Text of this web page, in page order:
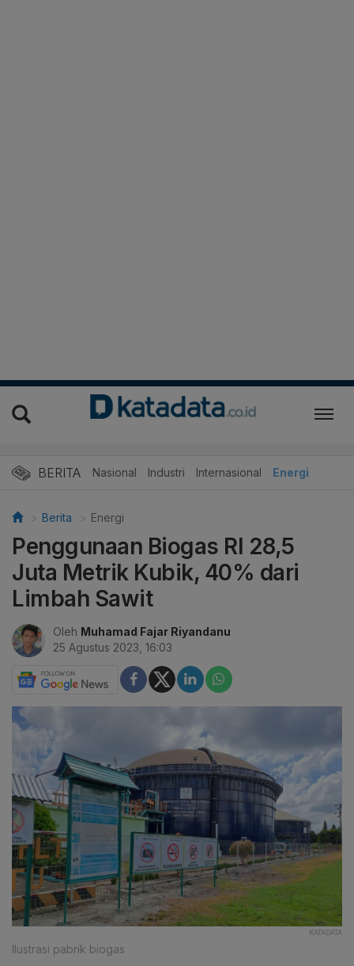
BERITA Nasional Industri Internasional Energi
Berita Energi
Penggunaan Biogas RI 28,5
Juta Metrik Kubik, 40% dari
Limbah Sawit
Oleh Muhamad Fajar Riyandanu
25 Agustus 2023, 16:03
KATADATA
Ilustrasi pabrik biogas